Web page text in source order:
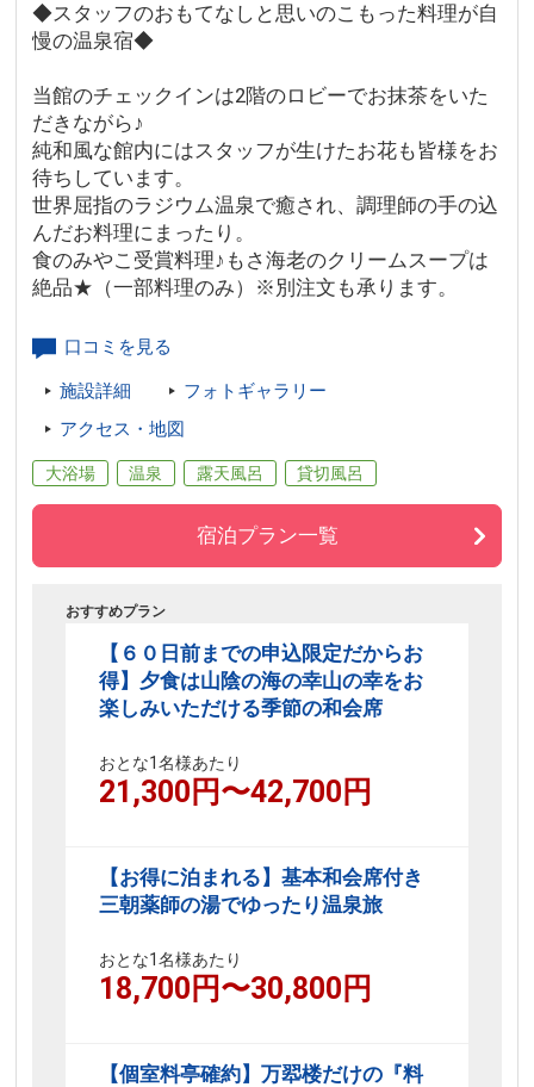
◆スタッフのおもてなしと思いのこもった料理が自
慢の温泉宿◆
当館のチェックインは2階のロビーでお抹茶をいた
だきながら♪
純和風な館内にはスタッフが生けたお花も皆様をお
待ちしています。
世界屈指のラジウム温泉で癒され、調理師の手の込
んだお料理にまったり。
食のみやこ受賞料理♪もさ海老のクリームスープは
絶品★（一部料理のみ）※別注文も承ります。
口コミを見る
施設詳細
フォトギャラリー
アクセス・地図
大浴場 温泉 露天風呂 貸切風呂
宿泊プラン一覧
おすすめプラン
【６０日前までの申込限定だからお
得】夕食は山陰の海の幸山の幸をお
楽しみいただける季節の和会席
おとな1名様あたり
21,300 円〜42,700 円
【お得に泊まれる】基本和会席付き
三朝薬師の湯でゆったり温泉旅
おとな1名様あたり
18,700 円〜30,800 円
【個室料亭確約】万翆楼だけの『料